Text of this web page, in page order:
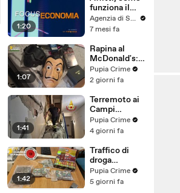
1:20
funziona il
canone
concordato
Agenzia di Stampa ITALPRESS
7 mesi fa
1:07
Rapina al
McDonald's:
cinque arresti,
due indagati
spaccio di
droga
(03.08.26)
Pupia Crime
2 giorni fa
1:41
Terremoto ai
Campi
Flegrei: 250
sfollati e 21
residenti
chiedono
certezze sul
futuro
(01.08.26)
Pupia Crime
4 giorni fa
1:42
Traffico di
droga
"ispirato" da
serie tv e trap:
Pupia Crime
5 giorni fa